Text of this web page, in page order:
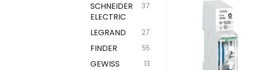
SCHNEIDER
ELECTRIC
37
LEGRAND 27
FINDER 55
GEWISS 13